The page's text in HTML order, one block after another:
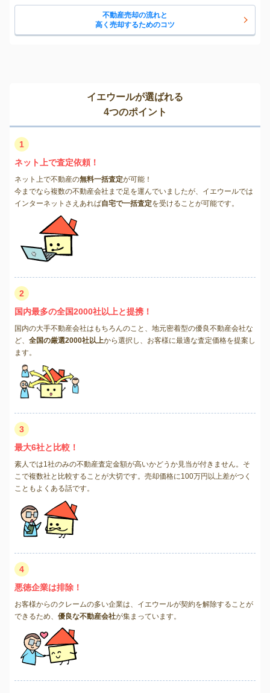
不動産売却の流れと
高く売却するためのコツ
イエウールが選ばれる
4つのポイント
1
ネット上で査定依頼！
ネット上で不動産の無料一括査定が可能！
今までなら複数の不動産会社まで足を運んでいましたが、イエウールでは
インターネットさえあれば自宅で一括査定を受けることが可能です。
2
国内最多の全国2000社以上と提携！
国内の大手不動産会社はもちろんのこと、地元密着型の優良不動産会社な
ど、 全国の厳選2000社以上から選択し、お客様に最適な査定価格を提案し
ます。
3
最大6社と比較！
素人では1社のみの不動産査定金額が高いかどうか見当が付きません。そ
こで複数社と比較することが大切です。売却価格に100万円以上差がつく
こともよくある話です。
4
悪徳企業は排除！
お客様からのクレームの多い企業は、イエウールが契約を解除することが
できるため、 優良な不動産会社が集まっています。